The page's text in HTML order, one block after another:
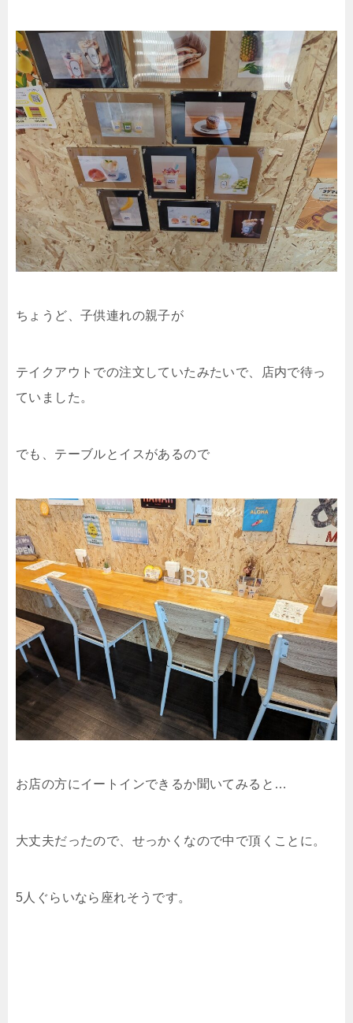
ちょうど、子供連れの親子が
テイクアウトでの注文していたみたいで、店内で待っ
ていました。
でも、テーブルとイスがあるので
お店の方にイートインできるか聞いてみると…
大丈夫だったので、せっかくなので中で頂くことに。
5人ぐらいなら座れそうです。